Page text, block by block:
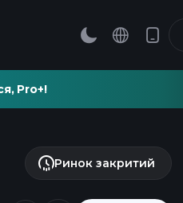
Pro+!
Ринок закритий